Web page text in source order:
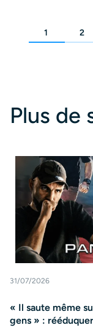
1 2
Plus de
31/07/2026
« Il saute même
gens » :